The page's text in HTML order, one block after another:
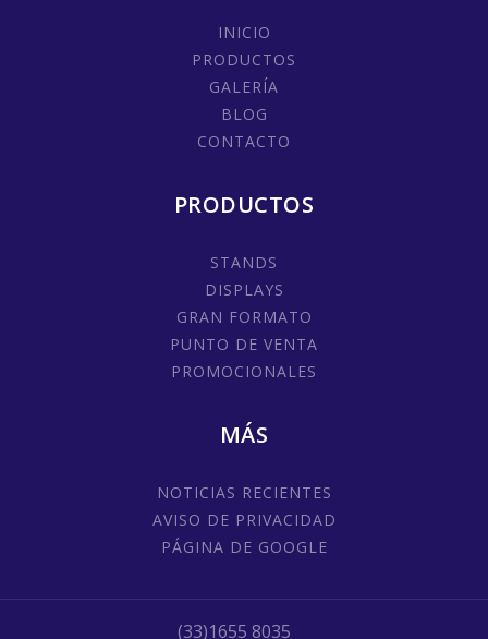
INICIO
PRODUCTOS
GALERÍA
BLOG
CONTACTO
PRODUCTOS
STANDS
DISPLAYS
GRAN FORMATO
PUNTO DE VENTA
PROMOCIONALES
MÁS
NOTICIAS RECIENTES
AVISO DE PRIVACIDAD
PÁGINA DE GOOGLE
(33)1655 8035